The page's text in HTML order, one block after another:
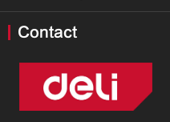
Contact